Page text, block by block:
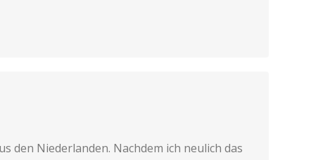
den Niederlanden. Nachdem ich neulich das